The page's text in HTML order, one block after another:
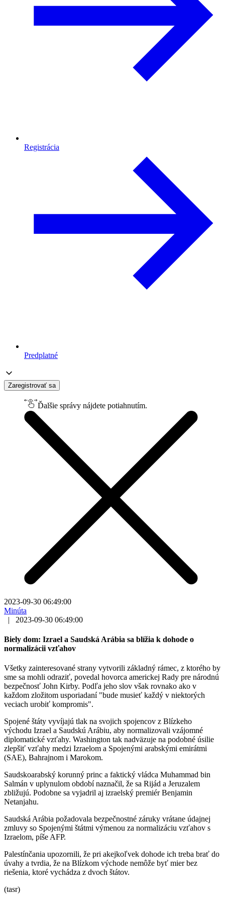
Registrácia
Predplatné
Zaregistrovať sa
Ďalšie správy nájdete potiahnutím.
2023-09-30 06:49:00
Minúta
|
2023-09-30 06:49:00
Biely dom: Izrael a Saudská Arábia sa blížia k dohode o
normalizácii vzťahov
Všetky zainteresované strany vytvorili základný rámec, z ktorého by
sme sa mohli odraziť, povedal hovorca americkej Rady pre národnú
bezpečnosť John Kirby. Podľa jeho slov však rovnako ako v
každom zložitom usporiadaní "bude musieť každý v niektorých
veciach urobiť kompromis".
Spojené štáty vyvíjajú tlak na svojich spojencov z Blízkeho
východu Izrael a Saudskú Arábiu, aby normalizovali vzájomné
diplomatické vzťahy. Washington tak nadväzuje na podobné úsilie
zlepšiť vzťahy medzi Izraelom a Spojenými arabskými emirátmi
(SAE), Bahrajnom i Marokom.
Saudskoarabský korunný princ a faktický vládca Muhammad bin
Salmán v uplynulom období naznačil, že sa Rijád a Jeruzalem
zbližujú. Podobne sa vyjadril aj izraelský premiér Benjamin
Netanjahu.
Saudská Arábia požadovala bezpečnostné záruky vrátane údajnej
zmluvy so Spojenými štátmi výmenou za normalizáciu vzťahov s
Izraelom, píše AFP.
Palestínčania upozornili, že pri akejkoľvek dohode ich treba brať do
úvahy a tvrdia, že na Blízkom východe nemôže byť mier bez
riešenia, ktoré vychádza z dvoch štátov.
(tasr)